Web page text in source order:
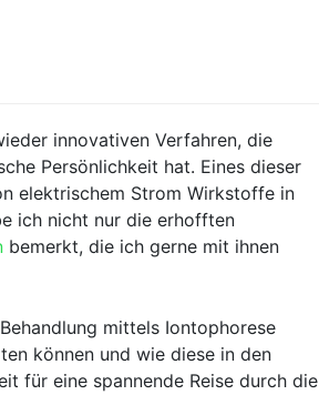
innovativen ‍Verfahren, die
Persönlichkeit hat. Eines⁢ dieser
elektrischem Strom Wirkstoffe in​
ich nicht nur​ die erhofften
bemerkt, die ich gerne mit ihnen
mittels Iontophorese
können und ‌wie ‍diese in den
für⁢ eine spannende Reise durch die‌